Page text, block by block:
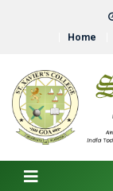
Home